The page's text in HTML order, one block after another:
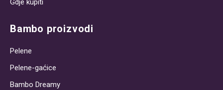
Gdje kupiti
Bambo proizvodi
Pelene
Pelene-gaćice
Bambo Dreamy